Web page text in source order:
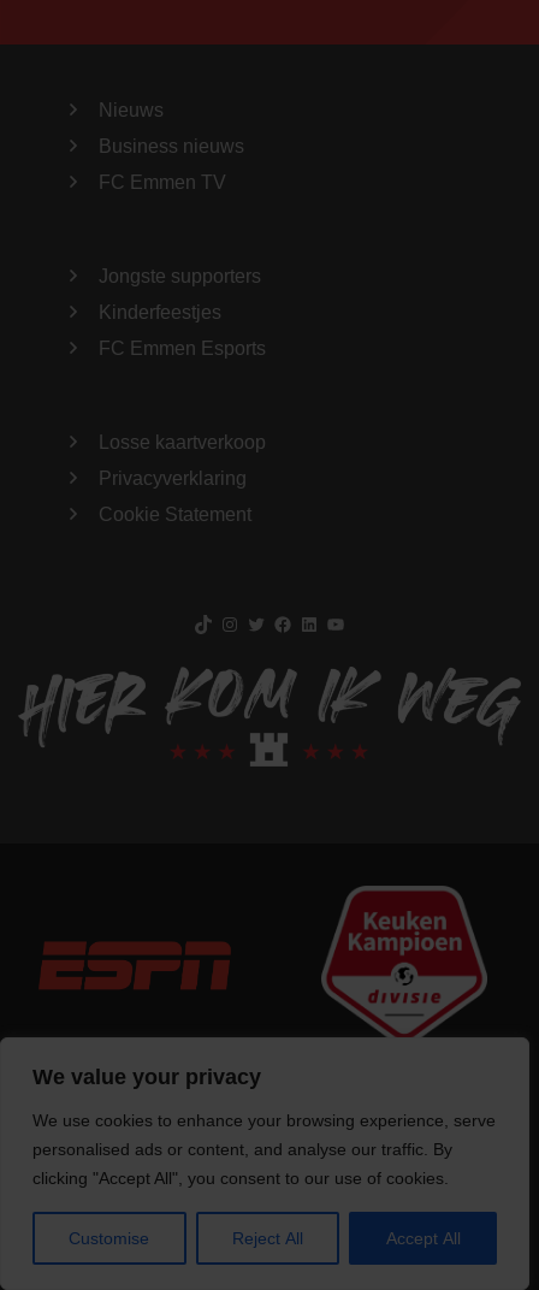
We value your privacy
We use cookies to enhance your browsing experience, serve
personalised ads or content, and analyse our traffic. By
clicking "Accept All", you consent to our use of cookies.
Customise Reject All Accept All
Nieuws
Business nieuws
FC Emmen TV
Jongste supporters
Kinderfeestjes
FC Emmen Esports
Losse kaartverkoop
Privacyverklaring
Cookie Statement
Trotse bouwervan deze website